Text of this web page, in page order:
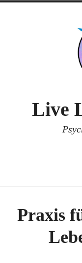
Live
ÜBER MICH
ENGLISH
Praxis